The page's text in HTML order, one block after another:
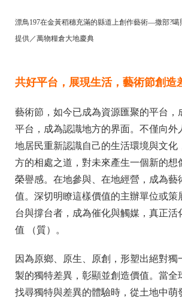
漂鳥197在金黃稻穗充滿的縣道上創作藝術—撒部?
提供／萬物糧倉大地慶典
共好平台，展現生活，藝術節創造
藝術節，如今已成為資源匯聚的平台，
平台，成為認識地方的界面。不僅向外
地居民重新認識自己的生活環境與文化
方的相處之道，對未來產生一個新的想
榮譽感。在地參與、在地經營，成為藝
值。深切明瞭這樣價值的主辦單位或策
台與撐台者，成為催化與觸媒，真正活
值 （質）。
因為原鄉、原生、原創，形塑出絕對獨
製的獨特差異，彰顯並創造價值。當全
找尋獨特與差異的體驗時，從土地中萌